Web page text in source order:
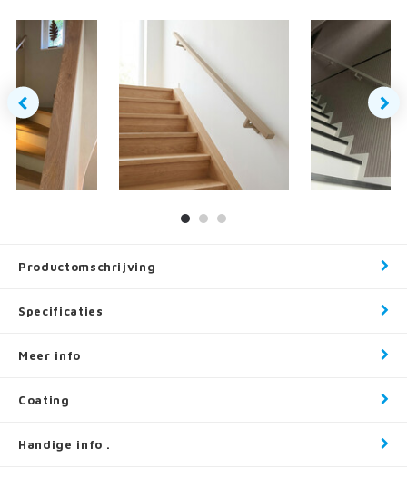
Productomschrijving
Specificaties
Meer info
Coating
Handige info .